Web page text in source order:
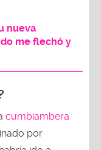
nueva
me flechó y
cumbiambera
por